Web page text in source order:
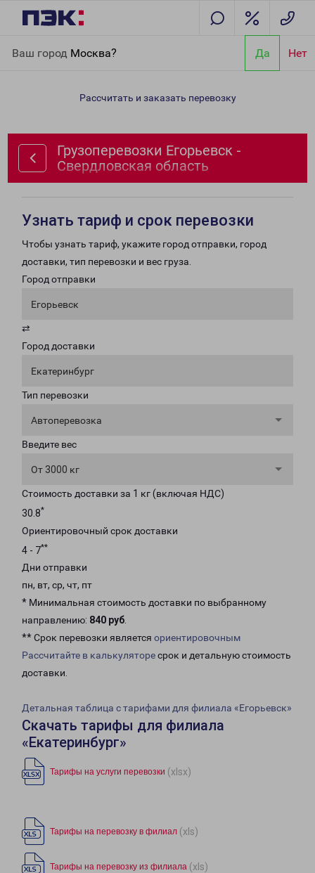
Ваш город Москва? Да Нет
Свердловская область
Рассчитать и заказать перевозку
Грузоперевозки Егорьевск -
Свердловская область
Узнать тариф и срок перевозки
Чтобы узнать тариф, укажите город отправки, город
доставки, тип перевозки и вес груза.
Город отправки
Егорьевск
⇄
Город доставки
Екатеринбург
Тип перевозки
Автоперевозка
Введите вес
От 3000 кг
Стоимость доставки за 1 кг (включая НДС)
30.8*
Ориентировочный срок доставки
4 - 7**
Дни отправки
пн, вт, ср, чт, пт
* Минимальная стоимость доставки по выбранному
направлению: 840 руб.
** Срок перевозки является ориентировочным
Рассчитайте в калькуляторесрок и детальную стоимость
доставки.
Детальная таблица с тарифами для филиала «Егорьевск»
Скачать тарифы для филиала
«Екатеринбург»
Тарифы на услуги перевозки (xlsx)
Тарифы на перевозку в филиал (xls)
Тарифы на перевозку из филиала (xls)